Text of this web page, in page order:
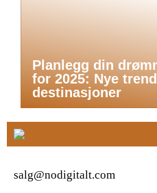
Planlegg din
for 2025: Nye
destinasjoner
salg@nodigitalt.com